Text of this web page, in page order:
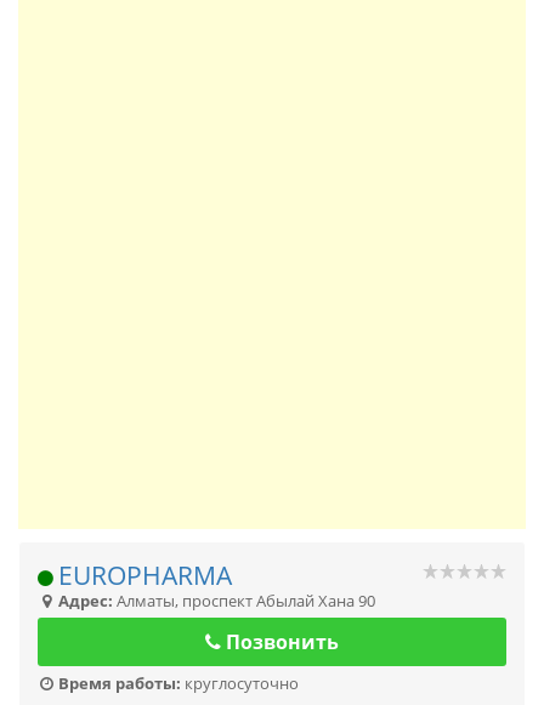
EUROPHARMA
Адрес: Алматы, проспект Абылай Хана 90
Позвонить
Время работы: круглосуточно